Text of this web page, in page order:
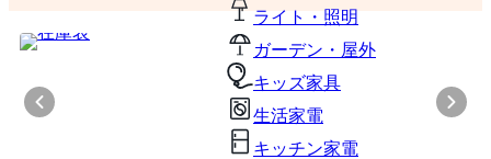
ライト・照明
ガーデン・屋外
キッズ家具
生活家電
キッチン家電